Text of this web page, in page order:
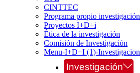
CINTTEC
Programa propio investigación
Proyectos I+D+i
Ética de la investigación
Comisión de Investigación
Menu-I+D+I (1)-Investigacion
Investigación